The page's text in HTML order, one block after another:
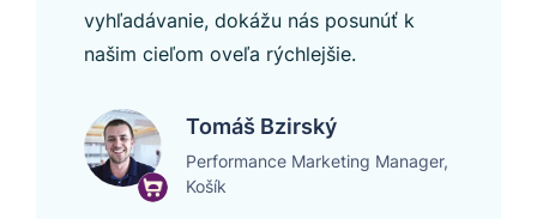
vyhľadávanie, dokážu nás posunúť k
našim cieľom oveľa rýchlejšie.
Tomáš Bzirský
Performance Marketing Manager,
Košík